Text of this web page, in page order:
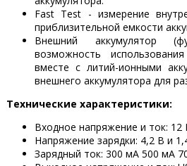
Fast Test - измерение
приблизительной емкости
Внешний аккумулятор
возможность
вместе с литий-ионными
внешнего аккумулятора для
Технические характеристики:
Входное напряжение и ток: 12
Напряжение зарядки: 4,2 В и
Зарядный ток: 300 мА 500 мА